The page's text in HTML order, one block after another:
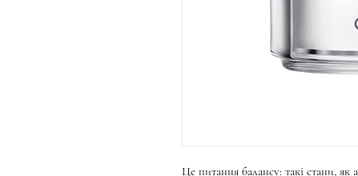
Це питання балансу: такі стани,